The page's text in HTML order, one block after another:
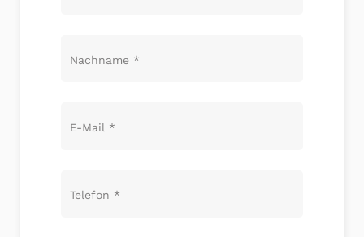
Nachname *
E-Mail *
Telefon *